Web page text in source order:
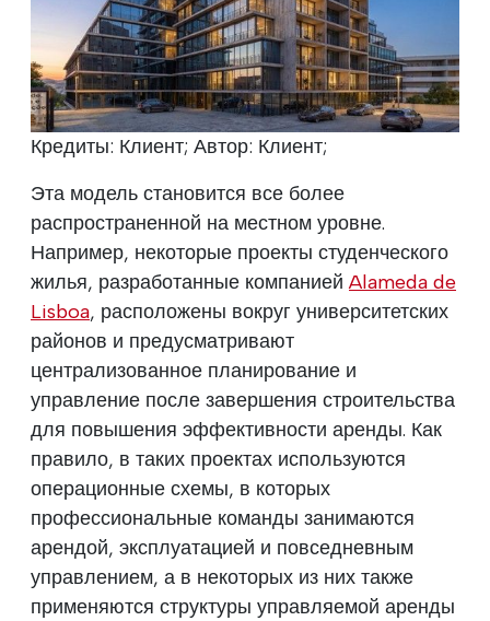
Кредиты: Клиент; Автор: Клиент;
Эта модель становится все более
распространенной на местном уровне.
Например, некоторые проекты студенческого
жилья, разработанные компаниейAlameda de
Lisboa, расположены вокруг университетских
районов и предусматривают
централизованное планирование и
управление после завершения строительства
для повышения эффективности аренды. Как
правило, в таких проектах используются
операционные схемы, в которых
профессиональные команды занимаются
арендой, эксплуатацией и повседневным
управлением, а в некоторых из них также
применяются структуры управляемой аренды